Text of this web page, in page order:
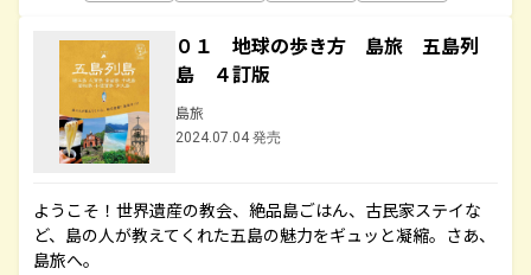
０１ 地球の歩き方 島旅 五島列
島 ４訂版
島旅
2024.07.04 発売
ようこそ！世界遺産の教会、絶品島ごはん、古民家ステイな
ど、島の人が教えてくれた五島の魅力をギュッと凝縮。さあ、
島旅へ。